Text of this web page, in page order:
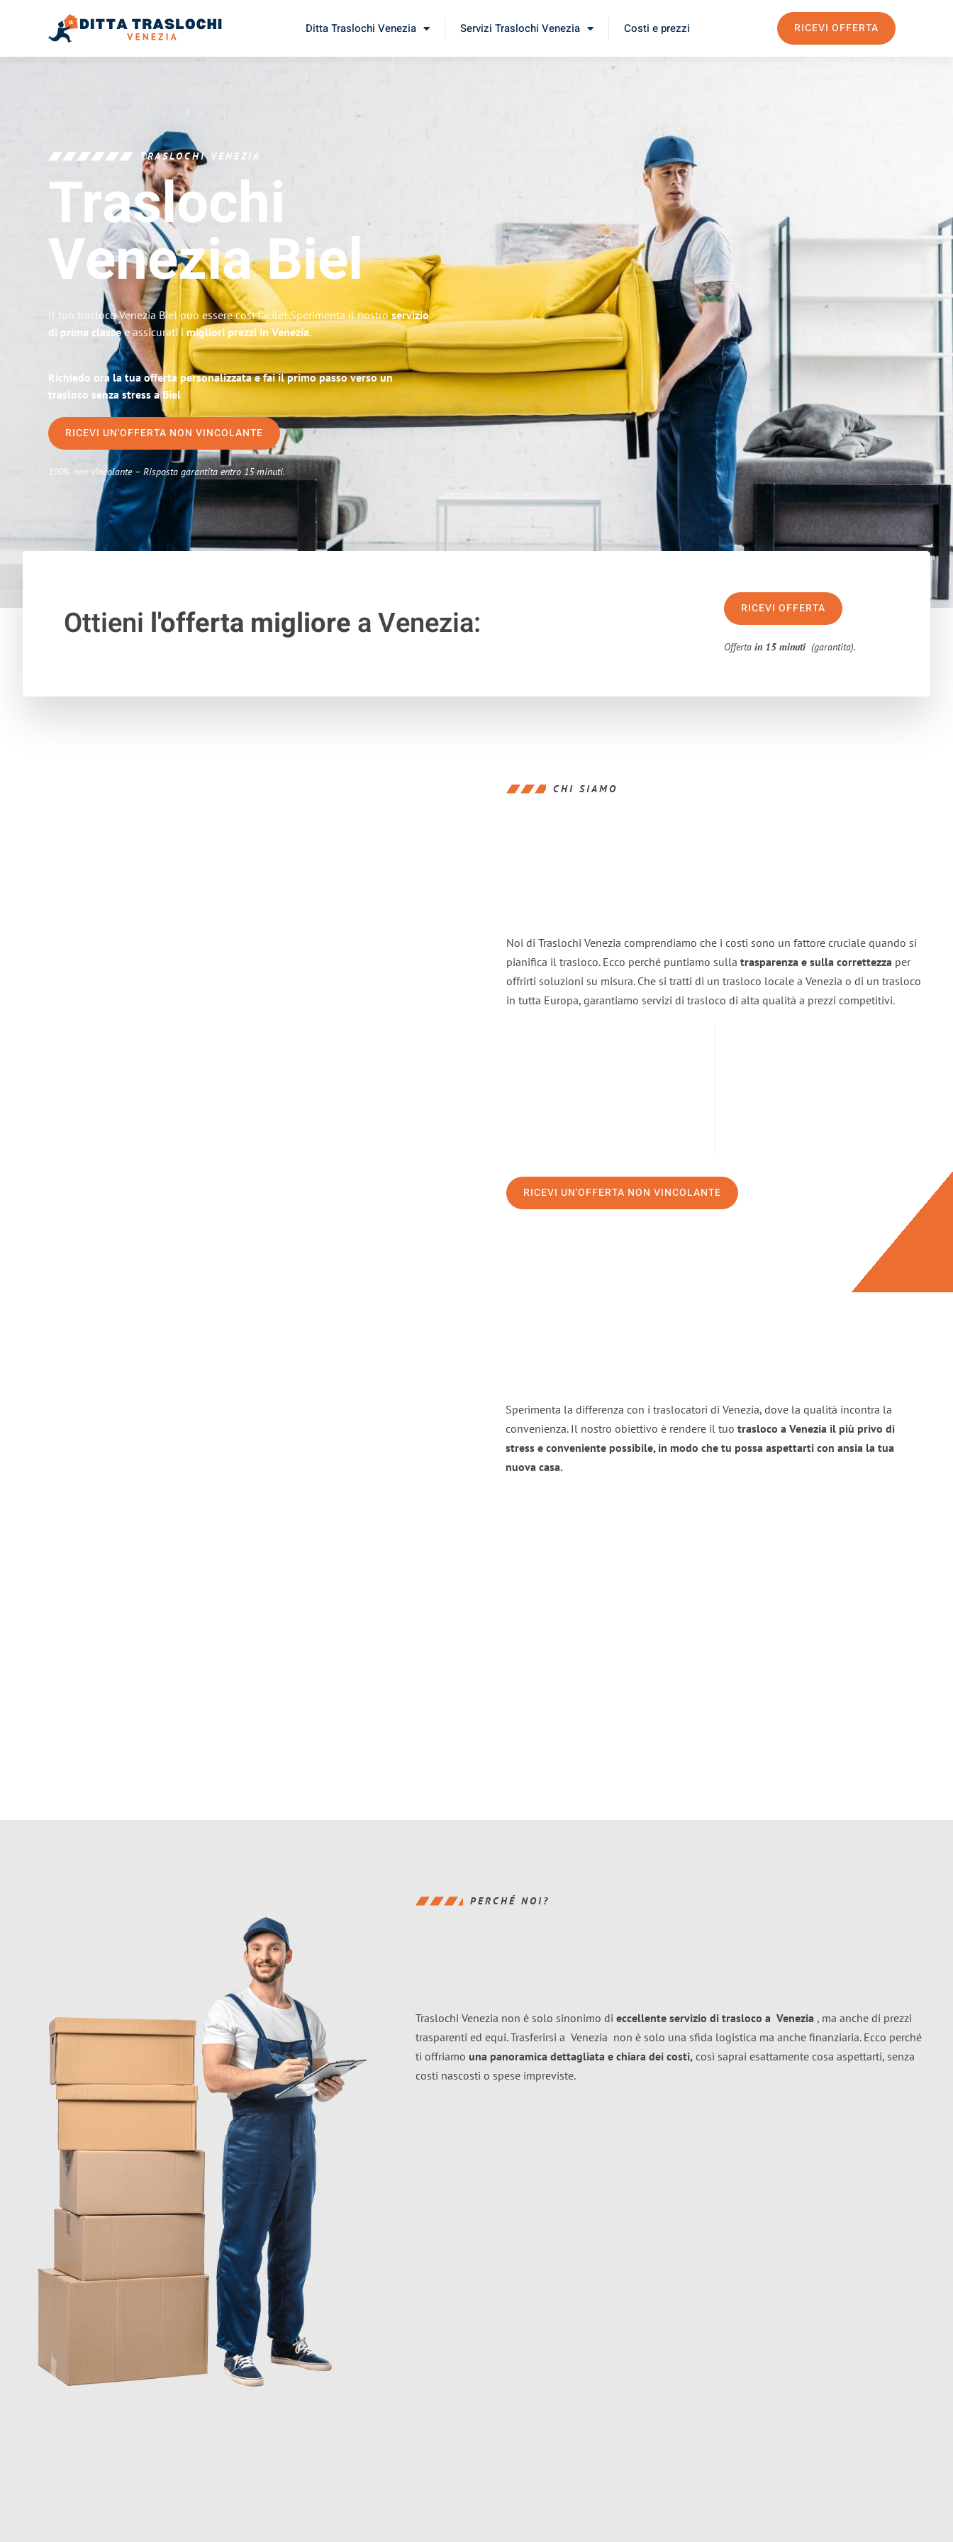
Ditta Traslochi Venezia Servizi Traslochi Venezia Costi e prezzi RICEVI OFFERTA
TRASLOCHI VENEZIA
Traslochi
VeneziaBiel
Il tuo trasloco Venezia Biel può essere così facile! Sperimenta il nostro servizio
di prima classee assicurati i migliori prezzi in Venezia.
Richiedo ora la tua offerta personalizzata e fai il primo passo verso un
trasloco senza stress a Biel
RICEVI UN'OFFERTA NON VINCOLANTE
100% non vincolante – Risposta garantita entro 15 minuti.
Ottieni l'offerta migliorea Venezia: RICEVI OFFERTA
Offertain 15 minuti (garantita).
CHI SIAMO
Noi di Traslochi Venezia comprendiamo che i costi sono un fattore cruciale quando si
pianifica il trasloco. Ecco perché puntiamo sulla trasparenza e sulla correttezza per
offrirti soluzioni su misura. Che si tratti di un trasloco locale a Venezia o di un trasloco
in tutta Europa, garantiamo servizi di trasloco di alta qualità a prezzi competitivi.
RICEVI UN'OFFERTA NON VINCOLANTE
Sperimenta la differenza con i traslocatori di Venezia, dove la qualità incontra la
convenienza. Il nostro obiettivo è rendere il tuo trasloco a Venezia il più privo di
stress e conveniente possibile, in modo che tu possa aspettarti con ansia la tua
nuova casa.
PERCHÉ NOI?
Traslochi Venezia non è solo sinonimo di eccellente servizio di trasloco a Venezia , ma anche di prezzi
trasparenti ed equi. Trasferirsi a Venezia non è solo una sfida logistica ma anche finanziaria. Ecco perché
ti offriamo una panoramica dettagliata e chiara dei costi, così saprai esattamente cosa aspettarti, senza
costi nascosti o spese impreviste.